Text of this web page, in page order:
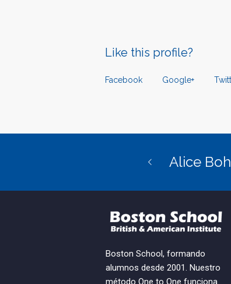
Like this profile?
Facebook Google+
Alice
Boston School, formando
alumnos desde 2001. Nuestro
método One to One funciona.